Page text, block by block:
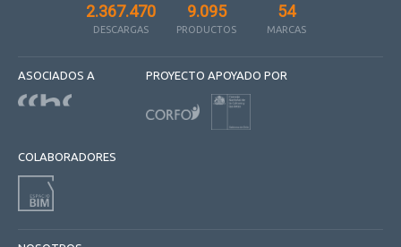
2.367.470
DESCARGAS
9.095
PRODUCTOS
54
MARCAS
ASOCIADOS A PROYECTO APOYADO POR
COLABORADORES